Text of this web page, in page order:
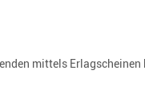
mittels Erlagscheinen